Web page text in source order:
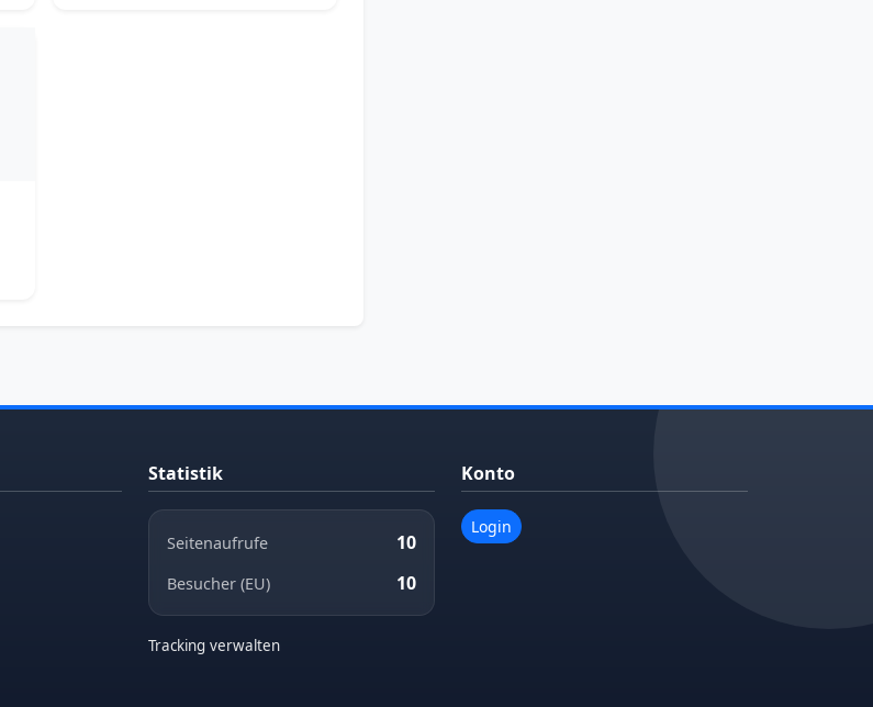
Statistik
Seitenaufrufe 10
Besucher (EU) 10
Tracking verwalten
Konto
Login